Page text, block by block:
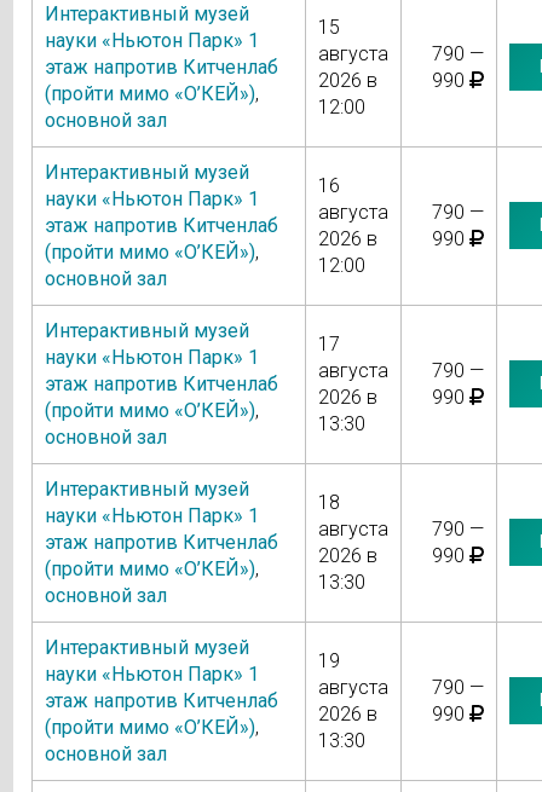
Интерактивный музей
науки «Ньютон Парк» 1
этаж напротив Китченлаб
(пройти мимо «О’КЕЙ»),
основной зал
15
августа
2026 в
12:00
790 —
990
Интерактивный музей
науки «Ньютон Парк» 1
этаж напротив Китченлаб
(пройти мимо «О’КЕЙ»),
основной зал
16
августа
2026 в
12:00
790 —
990
Интерактивный музей
науки «Ньютон Парк» 1
этаж напротив Китченлаб
(пройти мимо «О’КЕЙ»),
основной зал
17
августа
2026 в
13:30
790 —
990
Интерактивный музей
науки «Ньютон Парк» 1
этаж напротив Китченлаб
(пройти мимо «О’КЕЙ»),
основной зал
18
августа
2026 в
13:30
790 —
990
Интерактивный музей
науки «Ньютон Парк» 1
этаж напротив Китченлаб
(пройти мимо «О’КЕЙ»),
основной зал
19
августа
2026 в
13:30
790 —
990